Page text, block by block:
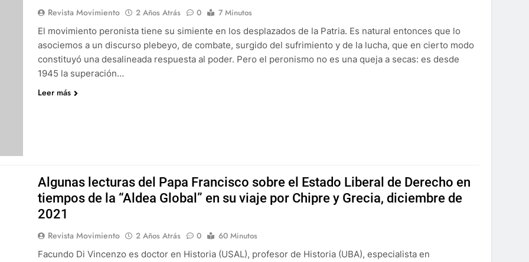
Revista Movimiento 2 Años Atrás 0
7 Minutos
El movimiento peronista tiene su simiente en los desplazados de la Patria. Es natural entonces que lo
asociemos a un discurso plebeyo, de combate, surgido del sufrimiento y de la lucha, que en cierto modo
constituyó una desalineada respuesta al poder. Pero el peronismo no es una queja a secas: es desde
1945 la superación…
Leer más
Algunas lecturas del Papa Francisco sobre el Estado Liberal de Derecho en
tiempos de la “Aldea Global” en su viaje por Chipre y Grecia, diciembre de
2021
Revista Movimiento 2 Años Atrás 0
60 Minutos
Facundo Di Vincenzo es doctor en Historia (USAL), profesor de Historia (UBA), especialista en